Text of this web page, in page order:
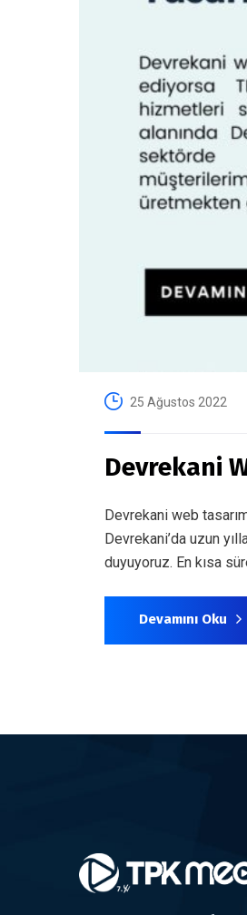
25 Ağustos 2022
Devrekani
Devrekani web
Devrekani’da uzun
duyuyoruz. En kısa
Devamını Oku